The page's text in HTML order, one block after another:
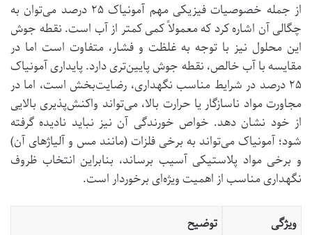
از جمله خصوصیات فیزیکی مهم آمونیاک ۲۵ درصد می‌توان به
چگالی آن اشاره کرد که معمولاً کمی کمتر از آب است. نقطه جوش
این محلول نیز با توجه به غلظت و فشار، متفاوت است اما در
مقایسه با آب خالص، نقطه جوش پایین‌تری دارد. پایداری آمونیاک
۲۵ درصد در شرایط مناسب نگهداری، رضایت‌بخش است، اما در
مجاورت مواد ناسازگار یا حرارت بالا، می‌تواند واکنش‌پذیری بالایی
از خود نشان دهد. خواص خورندگی آن نیز نباید نادیده گرفته
شود؛ آمونیاک می‌تواند به برخی فلزات (مانند مس و آلیاژهای آن)
و برخی مواد پلاستیکی آسیب برساند، بنابراین انتخاب ظروف
نگهداری مناسب از اهمیت ویژه‌ای برخوردار است.
ویژگی
توضیح